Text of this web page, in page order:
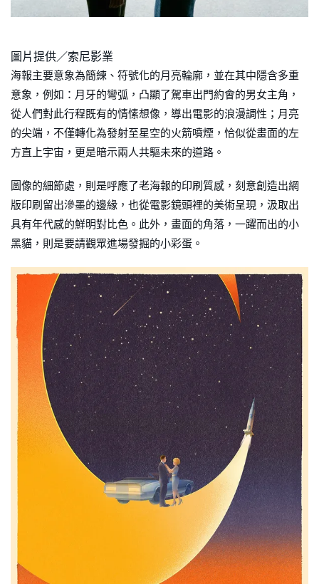
圖片提供／索尼影業
海報主要意象為簡練、符號化的月亮輪廓，並在其中隱含多重
意象，例如：月牙的彎弧，凸顯了駕車出門約會的男女主角，
從人們對此行程既有的情愫想像，導出電影的浪漫調性；月亮
的尖端，不僅轉化為發射至星空的火箭噴煙，恰似從畫面的左
方直上宇宙，更是暗示兩人共驅未來的道路。
圖像的細節處，則是呼應了老海報的印刷質感，刻意創造出網
版印刷留出滲墨的邊緣，也從電影鏡頭裡的美術呈現，汲取出
具有年代感的鮮明對比色。此外，畫面的角落，一躍而出的小
黑貓，則是要請觀眾進場發掘的小彩蛋。